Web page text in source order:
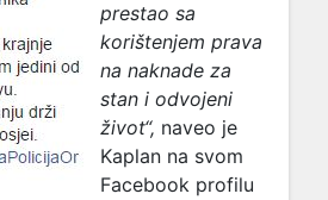
prestao sa
korištenjem prava
na naknade za
stan i odvojeni
život“, naveo je
Kaplan na svom
Facebook profilu